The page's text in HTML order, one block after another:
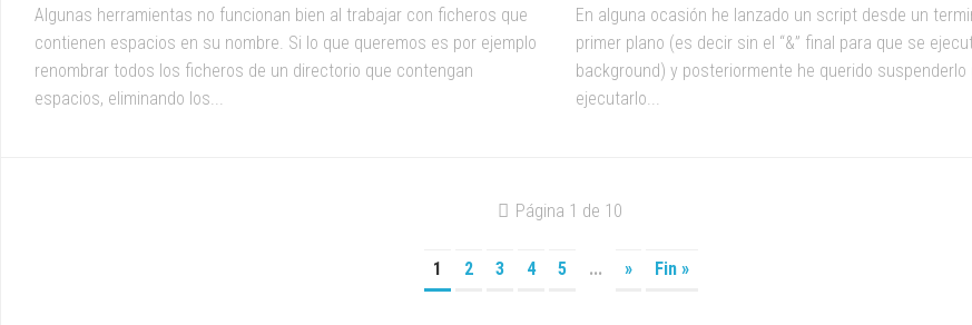
Algunas herramientas no funcionan bien al trabajar con ficheros que
contienen espacios en su nombre. Si lo que queremos es por ejemplo
renombrar todos los ficheros de un directorio que contengan
espacios, eliminando los...
En alguna ocasión he lanzado un script desde un
primer plano (es decir sin el “&” final para que se
background) y posteriormente he querido suspenderlo
ejecutarlo...
Página 1 de 10
1 2 3 4 5 ... » Fin »